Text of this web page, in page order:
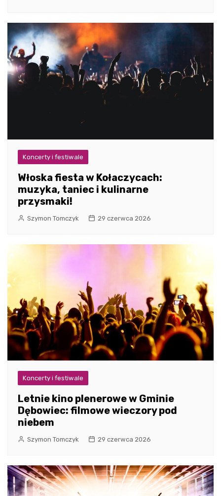
Koncerty i festiwale
Włoska fiesta w Kołaczycach:
muzyka, taniec i kulinarne
przysmaki!
Szymon Tomczyk 29 czerwca 2026
Koncerty i festiwale
Letnie kino plenerowe w Gminie
Dębowiec: filmowe wieczory pod
niebem
Szymon Tomczyk 29 czerwca 2026